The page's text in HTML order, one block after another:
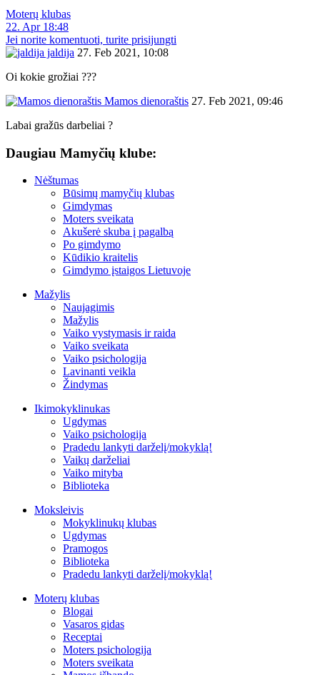
Moterų klubas
22. Apr 18:48
Jei norite komentuoti, turite prisijungti
jaldija 27. Feb 2021, 10:08
Oi kokie grožiai ???
Mamos dienoraštis 27. Feb 2021, 09:46
Labai gražūs darbeliai ?
Daugiau Mamyčių klube:
Nėštumas
Būsimų mamyčių klubas
Gimdymas
Moters sveikata
Akušerė skuba į pagalbą
Po gimdymo
Kūdikio kraitelis
Gimdymo įstaigos Lietuvoje
Mažylis
Naujagimis
Mažylis
Vaiko vystymasis ir raida
Vaiko sveikata
Vaiko psichologija
Lavinanti veikla
Žindymas
Ikimokyklinukas
Ugdymas
Vaiko psichologija
Pradedu lankyti darželį/mokyklą!
Vaikų darželiai
Vaiko mityba
Biblioteka
Moksleivis
Mokyklinukų klubas
Ugdymas
Pramogos
Biblioteka
Pradedu lankyti darželį/mokyklą!
Moterų klubas
Blogai
Vasaros gidas
Receptai
Moters psichologija
Moters sveikata